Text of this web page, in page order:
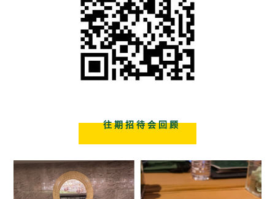
往 期招 待 会 回 顾